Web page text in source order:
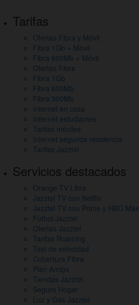
Pie
de
página,
mapa
sitio
otros
enlaces
de
interés
Tarifas
Ofertas Fibra y Móvil
Fibra 1Gb + Móvil
Fibra 600Mb + Móvil
Ofertas Fibra
Fibra 1Gb
Fibra 600Mb
Fibra 300Mb
Internet en casa
Internet estudiantes
Tarifas móviles
Internet segunda residencia
Tarifas Jazztel
Servicios destacados
Orange TV Libre
Jazztel TV con Netflix
Jazztel TV con Prime y HBO Max
Fútbol Jazztel
Ofertas Jazztel
Tarifas Roaming
Test de velocidad
Cobertura Fibra
Plan Amigo
Tiendas Jazztel
Seguro Hogar
Luz y Gas Jazztel